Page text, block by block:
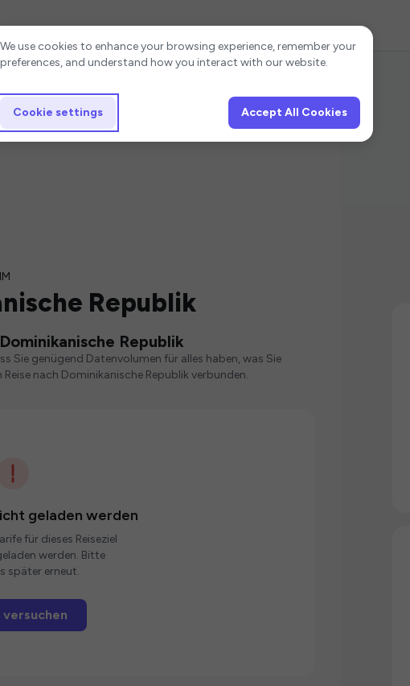
Republik
Republik
Sie genügend Datenvolumen für alles haben, was Sie
nach Dominikanische Republik verbunden.
geladen werden
für dieses Reiseziel
werden. Bitte
später erneut.
Cookie settings
We use cookies to enhance your browsing experience, remember your
preferences, and understand how you interact with our website.
Cookie settings Accept All Cookies